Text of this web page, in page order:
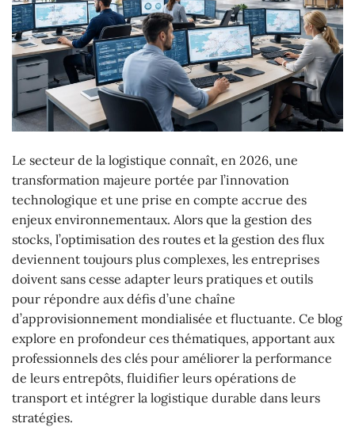
Le secteur de la logistique connaît, en 2026, une
transformation majeure portée par l’innovation
technologique et une prise en compte accrue des
enjeux environnementaux. Alors que la gestion des
stocks, l’optimisation des routes et la gestion des flux
deviennent toujours plus complexes, les entreprises
doivent sans cesse adapter leurs pratiques et outils
pour répondre aux défis d’une chaîne
d’approvisionnement mondialisée et fluctuante. Ce blog
explore en profondeur ces thématiques, apportant aux
professionnels des clés pour améliorer la performance
de leurs entrepôts, fluidifier leurs opérations de
transport et intégrer la logistique durable dans leurs
stratégies.